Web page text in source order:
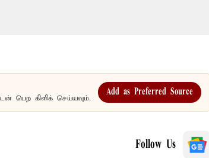
பெற கிளிக் செய்யவும்.
Add as Preferred Source
Follow Us